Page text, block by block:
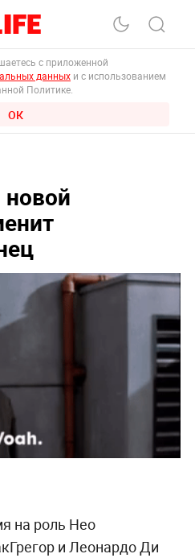
с приложенной
данных и с использованием
Политике.
ОК
новой
на роль Нео
и Леонардо Ди